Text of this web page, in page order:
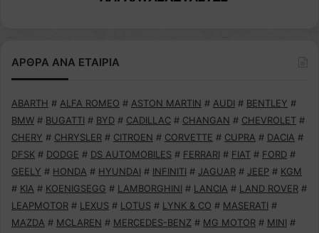
ΑΡΘΡΑ ΑΝΑ ΕΤΑΙΡΙΑ
ABARTH # ALFA ROMEO # ASTON MARTIN # AUDI # BENTLEY #
BMW # BUGATTI # BYD # CADILLAC # CHANGAN # CHEVROLET #
CHERY # CHRYSLER # CITROEN # CORVETTE # CUPRA # DACIA #
DFSK # DODGE # DS AUTOMOBILES # FERRARI # FIAT # FORD #
GEELY # HONDA # HYUNDAI # INFINITI # JAGUAR # JEEP # KGM
# KIA # KOENIGSEGG # LAMBORGHINI # LANCIA # LAND ROVER #
LEAPMOTOR # LEXUS # LOTUS # LYNK & CO # MASERATI #
MAZDA # MCLAREN # MERCEDES-BENZ # MG MOTOR # MINI #